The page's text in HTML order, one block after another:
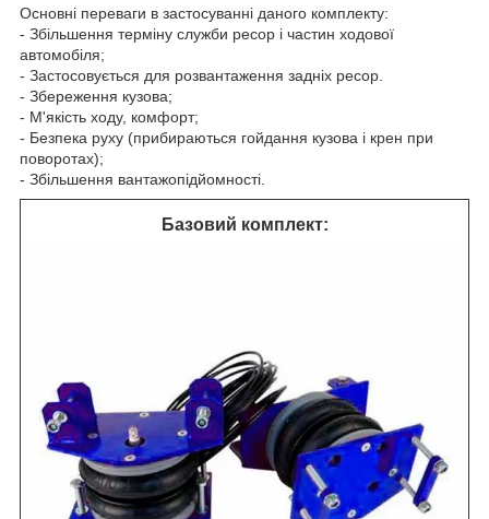
Основні переваги в застосуванні даного комплекту:
- Збільшення терміну служби ресор і частин ходової
автомобіля;
- Застосовується для розвантаження задніх ресор.
- Збереження кузова;
- М'якість ходу, комфорт;
- Безпека руху (прибираються гойдання кузова і крен при
поворотах);
- Збільшення вантажопідйомності.
Базовий комплект: